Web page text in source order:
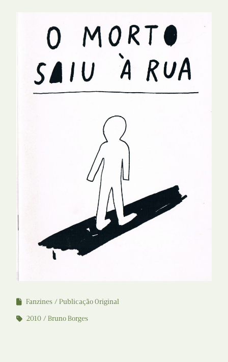
Fanzines
Publicação Original
2010
Bruno Borges